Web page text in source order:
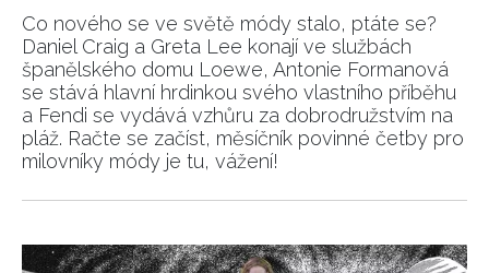
Co nového se ve světě módy stalo, ptáte se?
Daniel Craig a Greta Lee konají ve službách
španělského domu Loewe, Antonie Formanová
se stává hlavní hrdinkou svého vlastního příběhu
a Fendi se vydává vzhůru za dobrodružstvím na
pláž. Račte se začíst, měsíčník povinné četby pro
milovníky módy je tu, vážení!